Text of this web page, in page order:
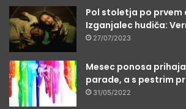
Pol stoletja po prvem
Izganjalec hudiča:
27/07/2023
Mesec ponosa
parade, a s pestrim
31/05/2022